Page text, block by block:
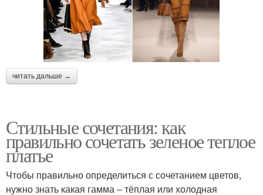
читать дальше →
Стильные сочетания: как
правильно сочетать зеленое теплое
платье
Чтобы правильно определиться с сочетанием цветов,
нужно знать какая гамма – тёплая или холодная